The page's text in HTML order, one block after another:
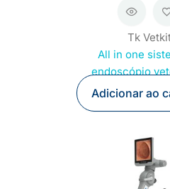
Tk
All in one
endoscópio
Adicionar ao